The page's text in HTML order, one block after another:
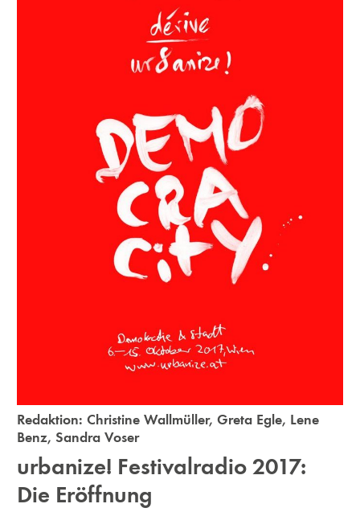
Redaktion:Christine Wallmüller,Greta Egle, Lene
Benz, Sandra Voser
urbanize! Festivalradio 2017:
Die Eröffnung